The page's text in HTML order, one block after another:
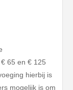
65 en € 125
hierbij is
mogelijk is om